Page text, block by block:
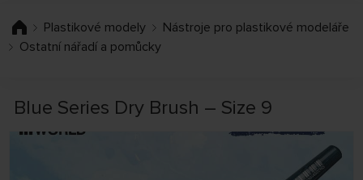
Plastikové modely
Nástroje pro plastikové modeláře
Ostatní nářadí a pomůcky
Blue Series Dry Brush – Size 9